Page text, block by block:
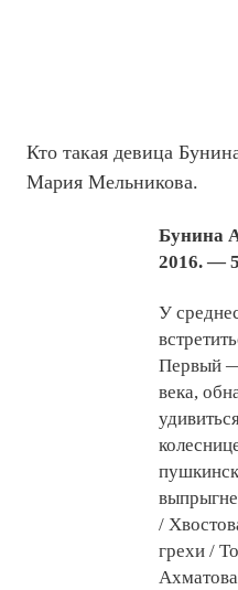
Кто такая девица
Мария Мельникова.
Бунина
2016. —
У
Первый —
века,
/
грехи /
Ахматова